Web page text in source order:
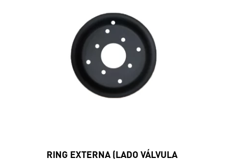
RING EXTERNA (LADO VÁLVULA